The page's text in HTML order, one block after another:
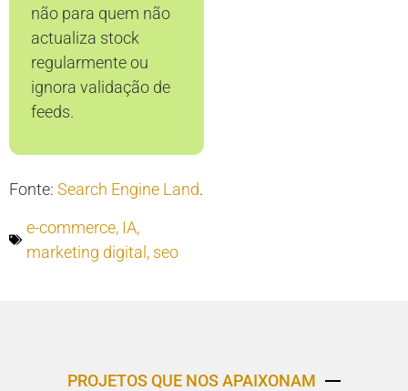
não para quem não
actualiza stock
regularmente ou
ignora validação de
feeds.
Fonte: Search Engine Land.
e-commerce, IA,
marketing digital , seo
PROJETOS QUE NOS APAIXONAM